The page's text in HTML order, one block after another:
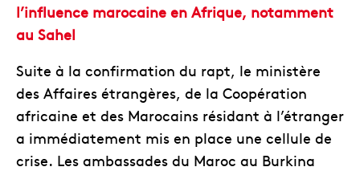
l’influence marocaine en Afrique, notamment
au Sahel
Suite à la confirmation du rapt, le ministère
des Affaires étrangères, de la Coopération
africaine et des Marocains résidant à l’étranger
a immédiatement mis en place une cellule de
crise. Les ambassades du Maroc au Burkina